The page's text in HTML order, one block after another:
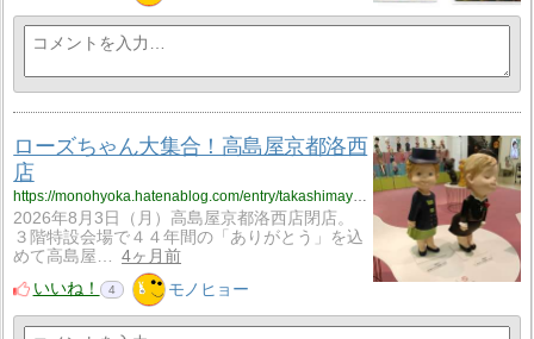
ローズちゃん大集合！高島屋京都洛西
店
https://monohyoka.hatenablog.com/entry/takashimaya_rakusai?utm_source=feed
2026年8月3日（月）高島屋京都洛西店閉店。
３階特設会場で４４年間の「ありがとう」を込
めて高島屋…
4ヶ月前
いいね！
4 モノヒョー